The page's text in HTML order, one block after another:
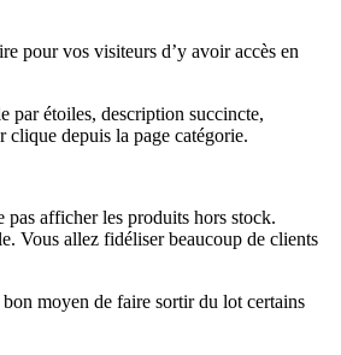
pour vos visiteurs d’y avoir accès en
par étoiles, description succincte,
clique depuis la page catégorie.
afficher les produits hors stock.
Vous allez fidéliser beaucoup de clients
moyen de faire sortir du lot certains